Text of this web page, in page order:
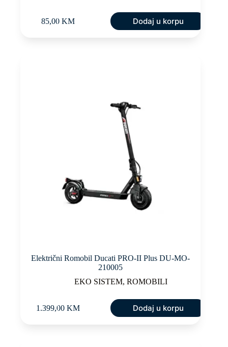
85,00 KM Dodaj u korpu
Električni Romobil Ducati PRO-II Plus DU-MO-
210005
EKO SISTEM, ROMOBILI
1.399,00 KM Dodaj u korpu